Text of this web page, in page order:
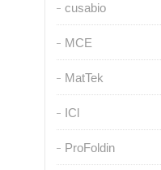
cusabio
MCE
MatTek
ICl
ProFoldin